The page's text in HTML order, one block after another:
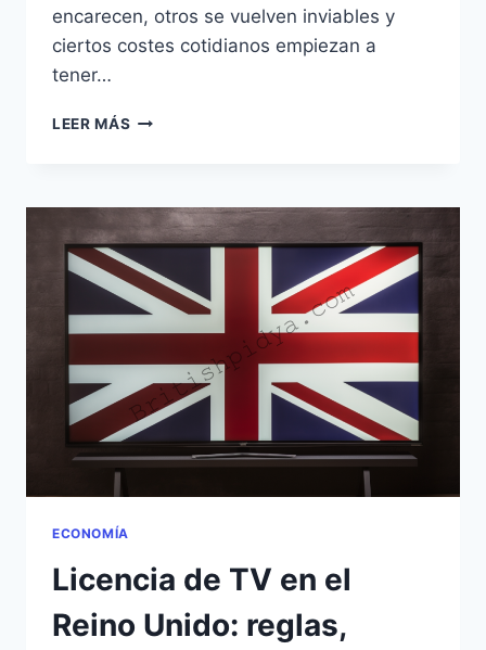
encarecen, otros se vuelven inviables y
ciertos costes cotidianos empiezan a
tener…
LEER MÁS SALARIO
REINO
UNIDO
2026:
LO
QUE
(Y
LO
QUE
NO)
ECONOMÍA
Licencia de TV en el
Reino Unido: reglas,